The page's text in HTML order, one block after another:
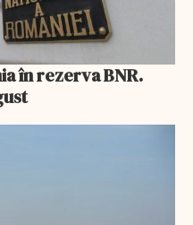
în rezerva BNR.